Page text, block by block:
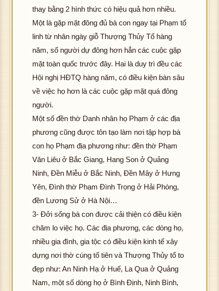
thay bằng 2 hình thức có hiệu quả hơn nhiều.
Một là gặp mặt đông đủ bà con ngay tại Phạm tổ
linh từ nhân ngày giỗ Thượng Thủy Tổ hàng
năm, số người dự đông hơn hẳn các cuộc gặp
mặt toàn quốc trước đây. Hai là duy trì đều các
Hội nghị HĐTQ hàng năm, có điều kiện bàn sâu
về việc họ hơn là các cuộc gặp mặt quá đông
người.
Một số đền thờ Danh nhân họ Phạm ở các địa
phương cũng được tôn tạo làm nơi tập hợp bà
con họ Phạm địa phương như: đền thờ Phạm
Văn Liêu ở Bắc Giang, Hang Son ở Quảng
Ninh, Đền Miễu ở Bắc Ninh, Đền Mây ở Hưng
Yên, Đình thờ Phạm Đình Trọng ở Hải Phòng,
đền Lương Sử ở Hà Nội…
3- Đởi sống bà con được cải thiện có điều kiện
chăm lo việc họ. Các địa phương, các dòng họ,
nhiều gia đình, gia tộc có điều kiện kinh tế xây
dựng nơi thờ cúng tổ tiên và Thượng Thủy tổ to
đẹp như: An Ninh Hạ ở Huế, La Qua ở Quảng
Nam, một số dòng họ ở Bình Định, Ninh Bình,